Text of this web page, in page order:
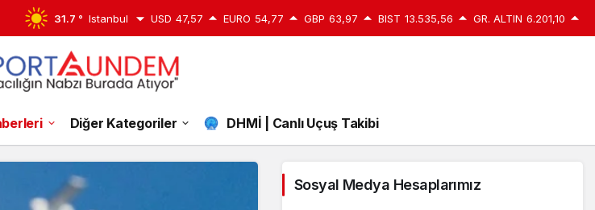
31.7 ° Istanbul USD 47,57 EURO 54,77 GBP 63,97 BIST 13.535,56 GR. ALTIN 6.201,10
Diğer Kategoriler DHMİ | Canlı Uçuş Takibi
Sosyal Medya Hesaplarımız